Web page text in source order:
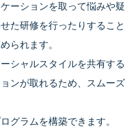
ーションを取って悩みや疑
た研修を行ったりすること
られます。
シャルスタイルを共有する
ンが取れるため、スムーズ
グラムを構築できます。